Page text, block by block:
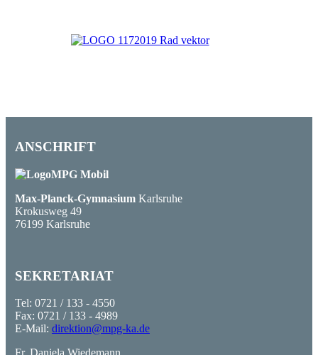
ANSCHRIFT
Max-Planck-GymnasiumKarlsruhe
Krokusweg 49
76199 Karlsruhe
SEKRETARIAT
Tel: 0721 / 133 - 4550
Fax: 0721 / 133 - 4989
E-Mail: direktion@mpg-ka.de